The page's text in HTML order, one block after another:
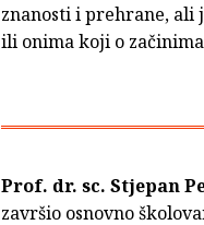
znanosti i prehrane, ali
ili onima koji o
Prof. dr. sc. Stjepan
završio osnovno